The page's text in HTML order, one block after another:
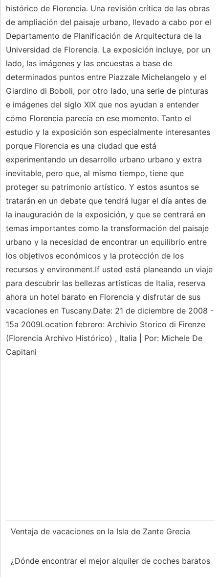
histórico de Florencia. Una revisión crítica de las obras
de ampliación del paisaje urbano, llevado a cabo por el
Departamento de Planificación de Arquitectura de la
Universidad de Florencia. La exposición incluye, por un
lado, las imágenes y las encuestas a base de
determinados puntos entre Piazzale Michelangelo y el
Giardino di Boboli, por otro lado, una serie de pinturas
e imágenes del siglo XIX que nos ayudan a entender
cómo Florencia parecía en ese momento. Tanto el
estudio y la exposición son especialmente interesantes
porque Florencia es una ciudad que está
experimentando un desarrollo urbano urbano y extra
inevitable, pero que, al mismo tiempo, tiene que
proteger su patrimonio artístico. Y estos asuntos se
tratarán en un debate que tendrá lugar el día antes de
la inauguración de la exposición, y que se centrará en
temas importantes como la transformación del paisaje
urbano y la necesidad de encontrar un equilibrio entre
los objetivos económicos y la protección de los
recursos y environment.If usted está planeando un viaje
para descubrir las bellezas artísticas de Italia, reserva
ahora un hotel barato en Florencia y disfrutar de sus
vacaciones en Tuscany.Date: 21 de diciembre de 2008 -
15a 2009Location febrero: Archivio Storico di Firenze
(Florencia Archivo Histórico) , Italia | Por: Michele De
Capitani
Ventaja de vacaciones en la Isla de Zante Grecia
¿Dónde encontrar el mejor alquiler de coches baratos